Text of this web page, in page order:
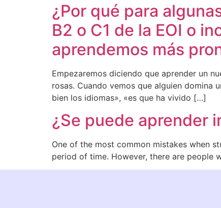
¿Por qué para
B2 o C1 de la EOI o
aprendemos más
Empezaremos diciendo que aprender un
rosas. Cuando vemos que alguien domina
bien los idiomas», «es que ha vivido […]
¿Se puede aprender
One of the most common mistakes when
period of time. However, there are